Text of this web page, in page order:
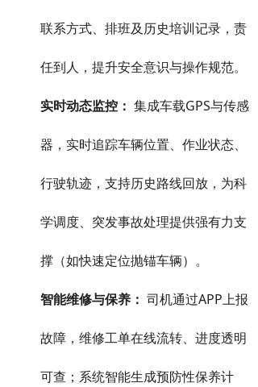
联系方式、排班及历史培训记录，责
任到人，提升安全意识与操作规范。
实时动态监控： 集成车载GPS与传感
器，实时追踪车辆位置、作业状态、
行驶轨迹，支持历史路线回放，为科
学调度、突发事故处理提供强有力支
撑（如快速定位抛锚车辆）。
智能维修与保养： 司机通过APP上报
故障，维修工单在线流转、进度透明
可查；系统智能生成预防性保养计